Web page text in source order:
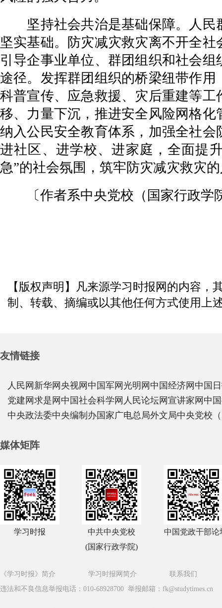
坚持社会共治是基础保障。人民
坚实基础。防灾减灾救灾离不开全
引导企事业单位、群团组织和社会
途径。发挥群团组织的桥梁纽带作
科普宣传、应急救援、灾后重建等
移、力量下沉，推进安全风险网格
纳入公民安全教育体系，加强全社
进社区、进学校、进家庭，全面提
急”的社会氛围，筑牢防灾减灾救灾
〔作者系中央党校（国家行政学
【版权声明】凡来源学习时报网的内容
制、转载、摘编或以其他任何方式使用上
友情链接
人民网 新华网 央视网 中国军网 光明网 中国经济网 中国
党建网 求是网 中国社会科学网 人民论坛网 宣讲家网 中
中央政法委中央编制办国家广电总局外文局中央党校
媒体矩阵
学习时报
中共中央党校
(国家行政学院)
中国党政干部论
《学习时报》简介 学习时报网简介
联系我们
违法和不良信息举报电话：010-68928700 举报邮箱：fk@studytimes.cn